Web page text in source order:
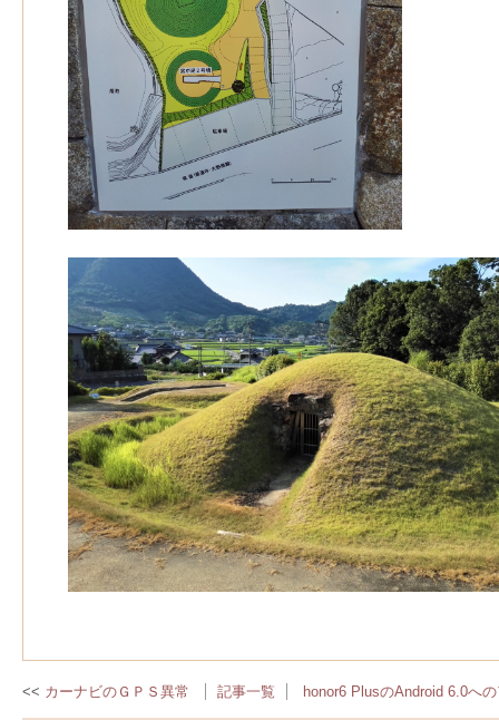
カーナビのＧＰＳ異常 記事一覧 honor6 PlusのAndroid 6.0へ